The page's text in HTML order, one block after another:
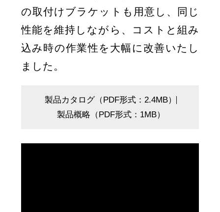
の取付けブラケットも用意し、同じ
性能を維持しながら、コストと組み
込み時の作業性を大幅に改善いたし
ました。
製品カタログ（PDF形式：2.4MB）
製品概略（PDF形式：1MB）